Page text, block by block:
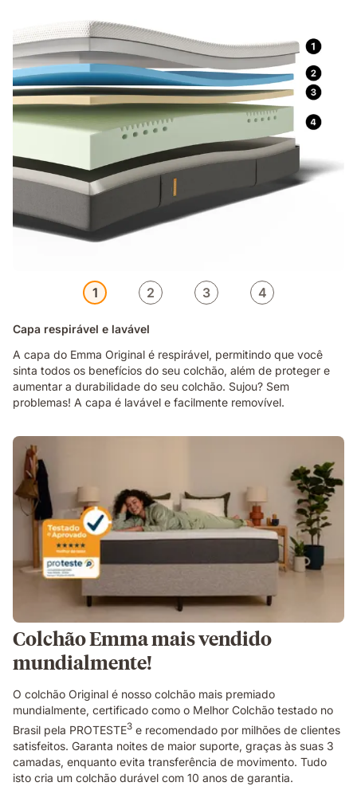
1 2 3 4
Capa respirável e lavável
A capa do Emma Original é respirável, permitindo que você
sinta todos os benefícios do seu colchão, além de proteger e
aumentar a durabilidade do seu colchão. Sujou? Sem
problemas! A capa é lavável e facilmente removível.
Colchão Emma mais vendido
mundialmente!
O colchão Original é nosso colchão mais premiado
mundialmente, certificado como o Melhor Colchão testado no
Brasil pela PROTESTE3 e recomendado por milhões de clientes
satisfeitos. Garanta noites de maior suporte, graças às suas 3
camadas, enquanto evita transferência de movimento. Tudo
isto cria um colchão durável com 10 anos de garantia.